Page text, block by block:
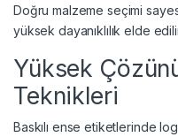
Doğru malzeme seçimi
yüksek dayanıklılık elde
Yüksek
Teknikleri
Baskılı ense etiketlerinde